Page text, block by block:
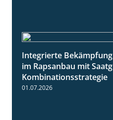
Integrierte
im Rapsanbau mit
Kombinationsstrategie
01.07.2026